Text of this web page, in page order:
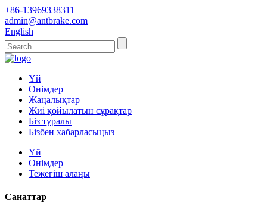
+86-13969338311
admin@antbrake.com
English
Үй
Өнімдер
Жаңалықтар
Жиі қойылатын сұрақтар
Біз туралы
Бізбен хабарласыңыз
Үй
Өнімдер
Тежегіш алаңы
Санаттар